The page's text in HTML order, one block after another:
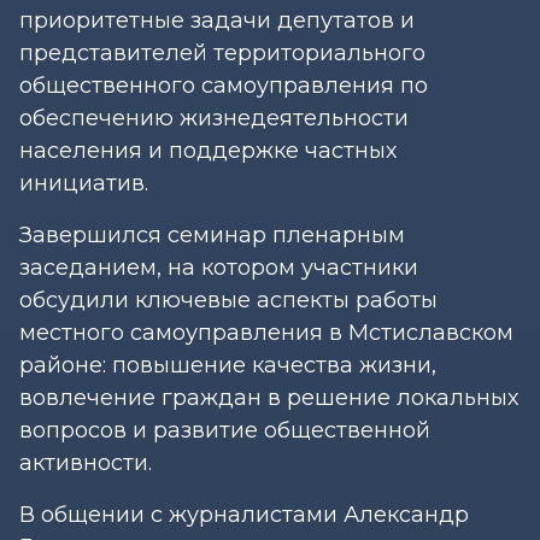
приоритетные задачи депутатов и
представителей территориального
общественного самоуправления по
обеспечению жизнедеятельности
населения и поддержке частных
инициатив.
Завершился семинар пленарным
заседанием, на котором участники
обсудили ключевые аспекты работы
местного самоуправления в Мстиславском
районе: повышение качества жизни,
вовлечение граждан в решение локальных
вопросов и развитие общественной
активности.
В общении с журналистами Александр